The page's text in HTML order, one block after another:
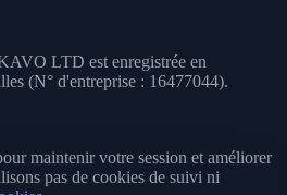
LTD est enregistrée en
(N° d'entreprise : 16477044).
maintenir votre session et améliorer
pas de cookies de suivi ni